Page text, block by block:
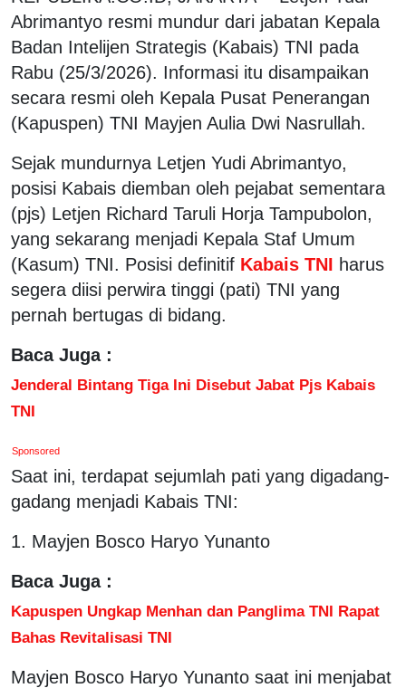
Abrimantyo resmi mundur dari jabatan Kepala
Badan Intelijen Strategis (Kabais) TNI pada
Rabu (25/3/2026). Informasi itu disampaikan
secara resmi oleh Kepala Pusat Penerangan
(Kapuspen) TNI Mayjen Aulia Dwi Nasrullah.
Sejak mundurnya Letjen Yudi Abrimantyo,
posisi Kabais diemban oleh pejabat sementara
(pjs) Letjen Richard Taruli Horja Tampubolon,
yang sekarang menjadi Kepala Staf Umum
(Kasum) TNI. Posisi definitif Kabais TNI harus
segera diisi perwira tinggi (pati) TNI yang
pernah bertugas di bidang.
Baca Juga :
Jenderal Bintang Tiga Ini Disebut Jabat Pjs Kabais
TNI
Sponsored
Saat ini, terdapat sejumlah pati yang digadang-
gadang menjadi Kabais TNI:
1. Mayjen Bosco Haryo Yunanto
Baca Juga :
Kapuspen Ungkap Menhan dan Panglima TNI Rapat
Bahas Revitalisasi TNI
Mayjen Bosco Haryo Yunanto saat ini menjabat